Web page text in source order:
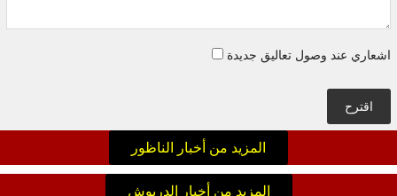
اشعاري عند وصول تعاليق جديدة
اقترح
المزيد من أخبار الناظور
المزيد من أخبار الدريوش